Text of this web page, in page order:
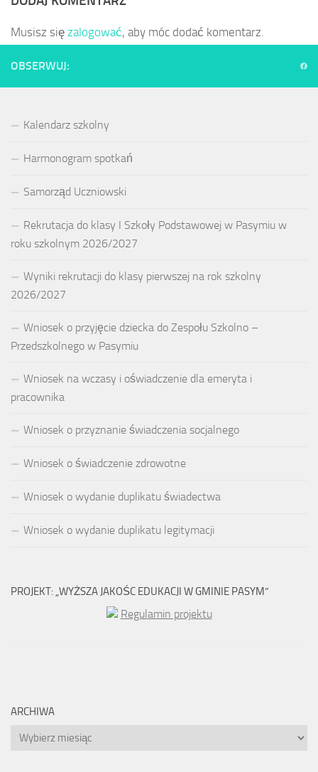
Musisz się zalogować, aby móc dodać komentarz.
OBSERWUJ:
Kalendarz szkolny
Harmonogram spotkań
Samorząd Uczniowski
Rekrutacja do klasy I Szkoły Podstawowej w Pasymiu w
roku szkolnym 2026/2027
Wyniki rekrutacji do klasy pierwszej na rok szkolny
2026/2027
Wniosek o przyjęcie dziecka do Zespołu Szkolno –
Przedszkolnego w Pasymiu
Wniosek na wczasy i oświadczenie dla emeryta i
pracownika
Wniosek o przyznanie świadczenia socjalnego
Wniosek o świadczenie zdrowotne
Wniosek o wydanie duplikatu świadectwa
Wniosek o wydanie duplikatu legitymacji
PROJEKT: „WYŻSZA JAKOŚC EDUKACJI W GMINIE PASYM”
Regulamin projektu
ARCHIWA
Archiwa